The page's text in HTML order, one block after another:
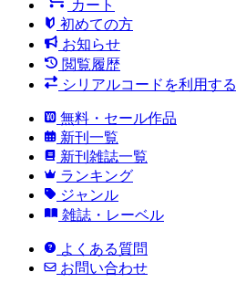
カート
初めての方
お知らせ
閲覧履歴
シリアルコードを利用する
無料・セール作品
新刊一覧
新刊雑誌一覧
ランキング
ジャンル
雑誌・レーベル
よくある質問
お問い合わせ